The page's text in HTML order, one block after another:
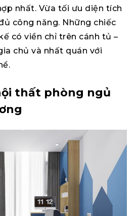
nhất. Vừa tối ưu diện tích
công năng. Những chiếc
có viền chỉ trên cánh tủ –
chủ và nhất quán với
thất phòng ngủ